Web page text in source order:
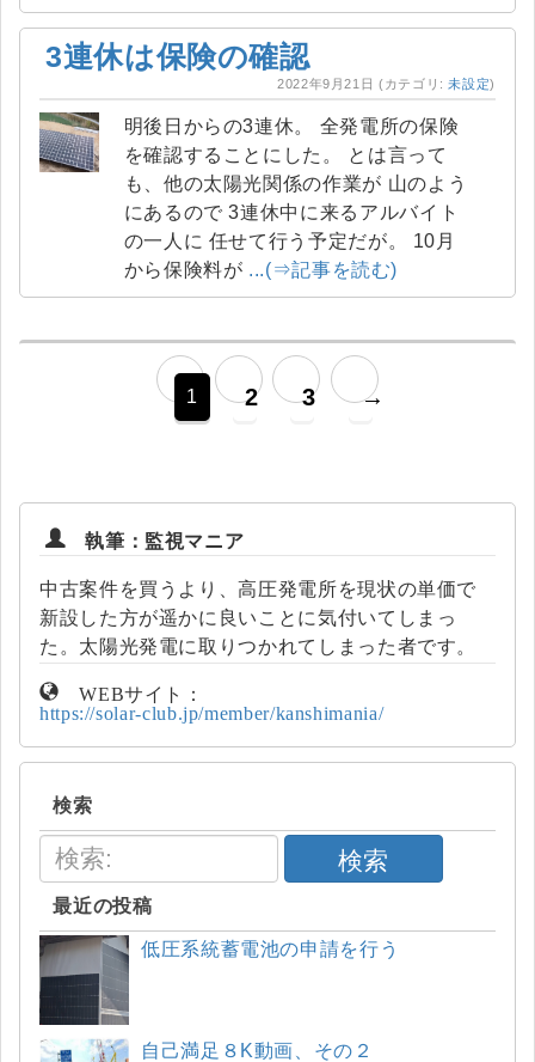
3連休は保険の確認
2022年9月21日 (カテゴリ:未設定)
明後日からの3連休。 全発電所の保険
を確認することにした。 とは言って
も、他の太陽光関係の作業が 山のよう
にあるので 3連休中に来るアルバイト
の一人に 任せて行う予定だが。 10月
から保険料が ...(⇒記事を読む)
1 2 3 →
執筆：監視マニア
中古案件を買うより、高圧発電所を現状の単価で
新設した方が遥かに良いことに気付いてしまっ
た。太陽光発電に取りつかれてしまった者です。
WEBサイト：
https://solar-club.jp/member/kanshimania/
検索
検索
最近の投稿
低圧系統蓄電池の申請を行う
自己満足８K動画、その２